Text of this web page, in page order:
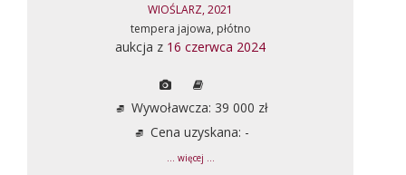
WIOŚLARZ, 2021
tempera jajowa, płótno
aukcja z 16 czerwca 2024
Wywoławcza: 39 000 zł
Cena uzyskana: -
... więcej ...